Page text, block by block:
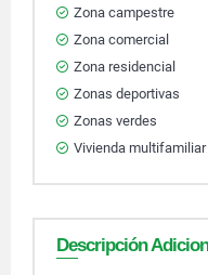
Zona campestre
Zona comercial
Zona residencial
Zonas deportivas
Zonas verdes
Vivienda multifamiliar
Descripción